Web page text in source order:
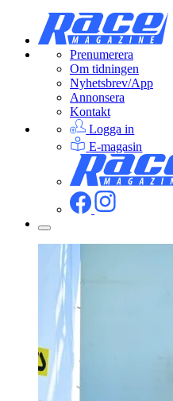
Prenumerera
Om tidningen
Nyhetsbrev/App
Annonsera
Kontakt
Logga in
E-magasin